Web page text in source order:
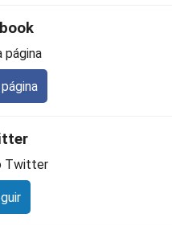
página
Twitter